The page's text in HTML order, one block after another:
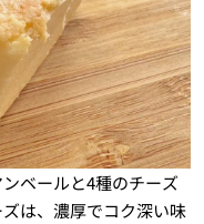
ベールと4種のチーズ
は、濃厚でコク深い味